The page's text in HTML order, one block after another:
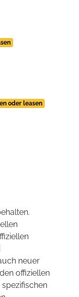
oder leasen
neuer
offiziellen